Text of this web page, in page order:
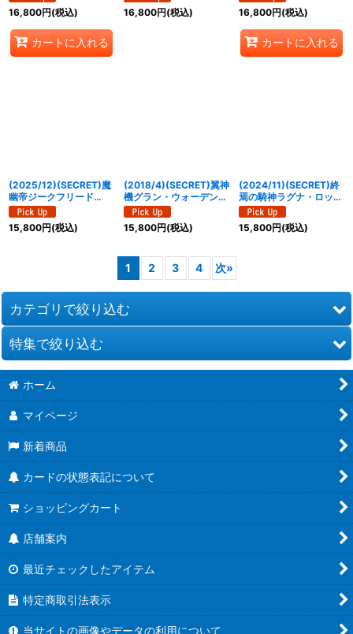
16,800円(税込)
カートに入れる
16,800円(税込)
16,800円(税込)
カートに入れる
(2025/12)(SECRET)魔
幽帝ジークフリード
【AX-SEC】{BS72-
AX02}《紫》
15,800円(税込)
(2018/4)(SECRET)翼神
機グラン・ウォーデン
【X-SEC】{BS43-
RVX06}《白》
15,800円(税込)
(2024/11)(SECRET)終
焉の騎神ラグナ・ロック
XV【XV-SEC】{BS70-
XV02}《多》
15,800円(税込)
1 2 3 4 次»
カテゴリで絞り込む
スピリット
マジック
アルティメット
ネクサス
サプライ
未開封商品
デッキ販売
初利用の方限定商品
特集で絞り込む
[26RBS02] 幻惑の翔風
[26RCB01]コラボブースター 仮面ライダー 運命の戦線
[26RSD07]コラボスターター 仮面ライダー AGENT OF DREAM
[26RBS01] 創世の鼓動
[26RSD01~06] バトスピエントリーデッキ
[BSC51] ディーバブースター メモリアルレコード
ホーム
マイページ
新着商品
カードの状態表記について
ショッピングカート
店舗案内
最近チェックしたアイテム
特定商取引法表示
当サイトの画像やデータの利用について